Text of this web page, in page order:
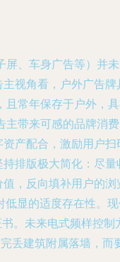
、车身广告等）并
视角看，户外广告
常年保存于户外，
带来可感的品牌消
产配合，激励用户
排版极大简化：尽
，反向填补用户的
显的适度存在性。
。未来电式频样控
丢建筑附属落墙，而